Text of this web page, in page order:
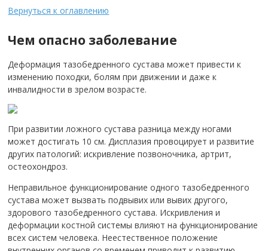
Вернуться к оглавлению
Чем опасно заболевание
Деформация тазобедренного сустава может привести к
изменению походки, болям при движении и даже к
инвалидности в зрелом возрасте.
При развитии ложного сустава разница между ногами
может достигать 10 см. Дисплазия провоцирует и развитие
других патологий: искривление позвоночника, артрит,
остеохондроз.
Неправильное функционирование одного тазобедренного
сустава может вызвать подвывих или вывих другого,
здорового тазобедренного сустава. Искривления и
деформации костной системы влияют на функционирование
всех систем человека. Неестественное положение